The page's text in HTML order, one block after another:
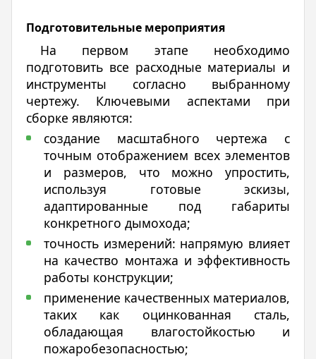
Подготовительные мероприятия
На первом этапе необходимо
подготовить все расходные материалы и
инструменты согласно выбранному
чертежу. Ключевыми аспектами при
сборке являются:
создание масштабного чертежа с
точным отображением всех элементов
и размеров, что можно упростить,
используя готовые эскизы,
адаптированные под габариты
конкретного дымохода;
точность измерений: напрямую влияет
на качество монтажа и эффективность
работы конструкции;
применение качественных материалов,
таких как оцинкованная сталь,
обладающая влагостойкостью и
пожаробезопасностью;